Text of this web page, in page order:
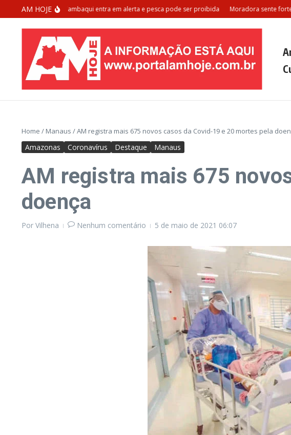
Ir para o conteúdo
AM HOJE
de extinção: Tambaqui entra em alerta e pesca pode ser proibida Moradora sente forte
Home / Manaus /AM registra mais 675 novos casos da Covid-19 e 20 mortes pela
Amazonas Coronavírus Destaque Manaus
AM registra mais 675
doença
Por Vilhena Nenhum comentário 5 de maio de 2021 06:07